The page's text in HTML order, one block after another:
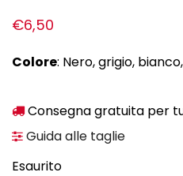
€6,50
Colore: Nero, grigio,
Consegna gratuita per
Guida alle taglie
Esaurito